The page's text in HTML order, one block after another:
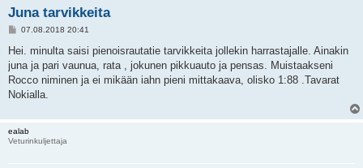
Juna tarvikkeita
V
e
t
i
07.08.2018 20:41
Hei. minulta saisi pienoisrautatie tarvikkeita jollekin harrastajalle. Ainakin
juna ja pari vaunua, rata , jokunen pikkuauto ja pensas. Muistaakseni
Rocco niminen ja ei mikään iahn pieni mittakaava, olisko 1:88 .Tavarat
Nokialla.
ealab
Veturinkuljettaja